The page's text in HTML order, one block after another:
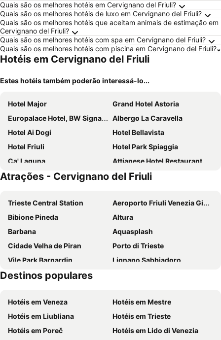
Quais são os melhores hotéis em Cervignano del Friuli?
Quais são os melhores hotéis de luxo em Cervignano del Friuli?
Quais são os melhores hotéis que aceitam animais de estimação em
Cervignano del Friuli?
Quais são os melhores hotéis com spa em Cervignano del Friuli?
Quais são os melhores hotéis com piscina em Cervignano del Friuli?
Hotéis em Cervignano del Friuli
Estes hotéis também poderão interessá-lo...
Hotel Major
Grand Hotel Astoria
Europalace Hotel, BW Signature Collection
Albergo La Caravella
Hotel Ai Dogi
Hotel Bellavista
Hotel Friuli
Hotel Park Spiaggia
Ca' Laguna
Attianese Hotel Restaurant
Hotel Patriarchi
Hotel Franz
Hotel Excelsior
HR Hotel Piazza della Repubblica
Hotel Villa d'Este
Aparthotel Touring
Hotel Argentina
Villaggio Turistico Europa
Hotel Ai Pini
Atrações - Cervignano del Friuli
Trieste Central Station
Aeroporto Friuli Venezia Giulia
Bibione Pineda
Altura
Barbana
Aquasplash
Cidade Velha de Piran
Porto di Trieste
Vile Park Barnardin
Lignano Sabbiadoro
Lignano Pineta Beach
Servola
Krka Strunjan
Ambasciatori
Praia Portoroz
Laguna
Old town
Destinos populares
Hotéis em Veneza
Hotéis em Mestre
Hotéis em Liubliana
Hotéis em Trieste
Hotéis em Poreč
Hotéis em Lido di Venezia